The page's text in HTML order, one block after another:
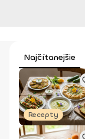
Najčítanejšie
Recepty